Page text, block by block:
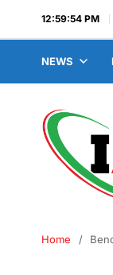
12:59:54 PM
NEWS
Home